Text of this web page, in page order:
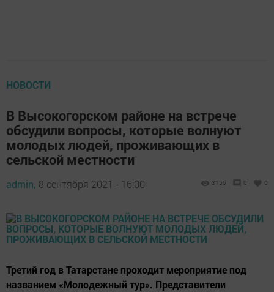
НОВОСТИ
В Высокогорском районе на встрече
обсудили вопросы, которые волнуют
молодых людей, проживающих в
сельской местности
admin, 8 сентября 2021 - 16:00 3155 0 0
Третий год в Татарстане проходит мероприятие под
названием «Молодежный тур». Представители